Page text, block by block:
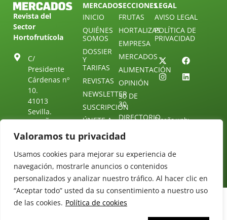
Valoramos tu privacidad
Usamos cookies para mejorar su experiencia de
navegación, mostrarle anuncios o contenidos
personalizados y analizar nuestro tráfico. Al hacer clic en
“Aceptar todo” usted da su consentimiento a nuestro uso
de las cookies. Política de cookies
Revista del
Sector
Hortofrutícola
C/
Presidente
Cárdenas nº
10.
41013
Sevilla.
ESPAÑA
Tel: (+34) 954
redaccion@revistamercados.com
MERCADOS
INICIO
QUIÉNES
SOMOS
DOSSIER
Y
TARIFAS
REVISTAS
NEWSLETTER
SUSCRIPCIÓN
ÚNETE A
TELEGRAM
CONTACTO
SECCIONES
FRUTAS
HORTALIZAS
EMPRESA
MERCADOS
ALIMENTACIÓN
OPINIÓN
30 DE
30
DIRECTORIO
LEGAL
AVISO LEGAL
POLÍTICA DE
PRIVACIDAD
Diseño web: